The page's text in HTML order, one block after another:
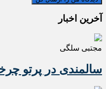
آخرین اخبار
مجتبی سلگی
سالمندی در پرتو